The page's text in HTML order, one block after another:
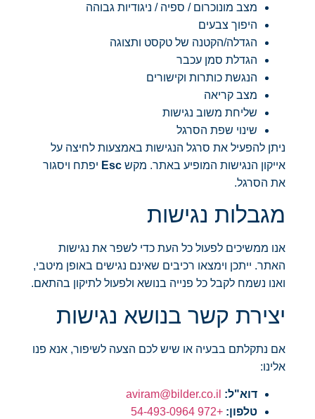
מצב מונוכרום / ספיה / ניגודיות גבוהה
היפוך צבעים
הגדלה/הקטנה של טקסט ותצוגה
הגדלת סמן עכבר
הנגשת כותרות וקישורים
מצב קריאה
שליחת משוב נגישות
שינוי שפת הסרגל
ניתן להפעיל את סרגל הנגישות באמצעות לחיצה על
אייקון הנגישות המופיע באתר. מקש Esc יפתח ויסגור
את הסרגל.
מגבלות נגישות
אנו ממשיכים לפעול כל העת כדי לשפר את נגישות
האתר. ייתכן וימצאו רכיבים שאינם נגישים באופן מיטבי,
ואנו נשמח לקבל כל פנייה בנושא ולפעול לתיקון בהתאם.
יצירת קשר בנושא נגישות
אם נתקלתם בבעיה או שיש לכם הצעה לשיפור, אנא פנו
אלינו:
דוא"ל: aviram@bilder.co.il
טלפון: +972 54-493-0964